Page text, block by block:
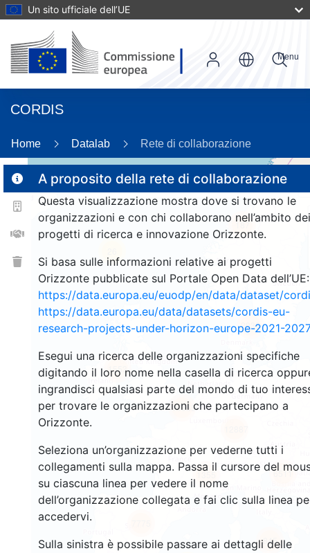
Un sito ufficiale dell’UE
CORDIS
Menu
Home Datalab Rete di collaborazione
A proposito della rete di collaborazione
Questa visualizzazione mostra dove si trovano le
organizzazioni e con chi collaborano nell’ambito dei
progetti di ricerca e innovazione Orizzonte.
Si basa sulle informazioni relative ai progetti
Orizzonte pubblicate sul Portale Open Data dell’UE:
https://data.europa.eu/euodp/en/data/dataset/
https://data.europa.eu/data/datasets/cordis-eu-
research-projects-under-horizon-europe-2021-2027
Esegui una ricerca delle organizzazioni specifiche
digitando il loro nome nella casella di ricerca
ingrandisci qualsiasi parte del mondo di tuo
per trovare le organizzazioni che partecipano a
Orizzonte.
Seleziona un’organizzazione per vederne tutti i
collegamenti sulla mappa. Passa il cursore del
su ciascuna linea per vedere il nome
dell’organizzazione collegata e fai clic sulla linea
accedervi.
Sulla sinistra è possibile passare ai dettagli delle
1553
845
187
1355
2933
10055
6511